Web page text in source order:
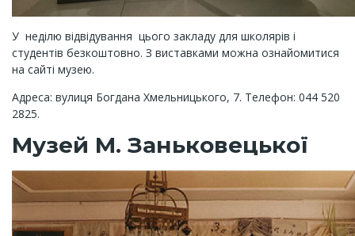
У неділю відвідування цього закладу для школярів і
студентів безкоштовно. З виставками можна ознайомитися
на сайті музею.
Адреса: вулиця Богдана Хмельницького, 7. Телефон: 044 520
2825.
Музей М. Заньковецької